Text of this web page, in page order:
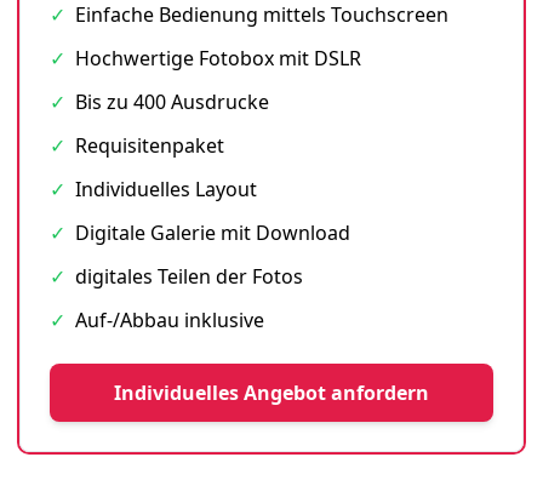
✓ Einfache Bedienung mittels Touchscreen
✓ Hochwertige Fotobox mit DSLR
✓ Bis zu 400 Ausdrucke
✓ Requisitenpaket
✓ Individuelles Layout
✓ Digitale Galerie mit Download
✓ digitales Teilen der Fotos
✓ Auf-/Abbau inklusive
Individuelles Angebot anfordern